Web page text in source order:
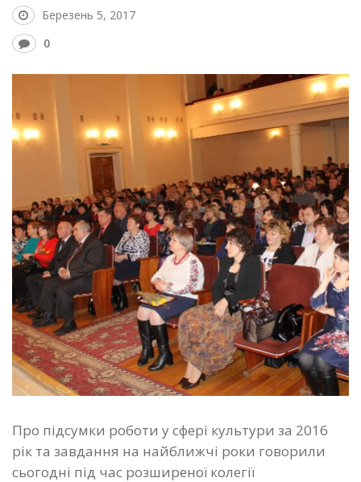
Березень 5, 2017
0
Про підсумки роботи у сфері культури за 2016
рік та завдання на найближчі роки говорили
сьогодні під час розширеної колегії